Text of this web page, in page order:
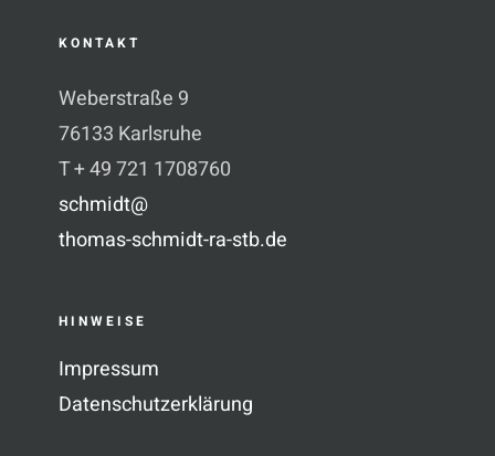
KONTAKT
Weberstraße 9
76133 Karlsruhe
T + 49 721 1708760
schmidt@
thomas-schmidt-ra-stb.de
HINWEISE
Impressum
Datenschutzerklärung